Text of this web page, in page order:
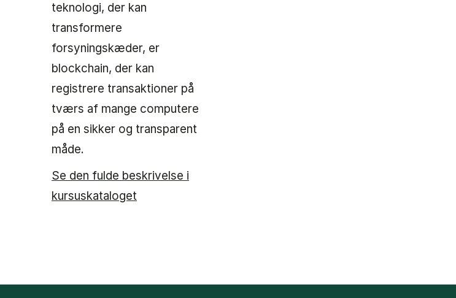
teknologi, der kan
transformere
forsyningskæder, er
blockchain, der kan
registrere transaktioner på
tværs af mange computere
på en sikker og transparent
måde.
Se den fulde beskrivelse i
kursuskataloget